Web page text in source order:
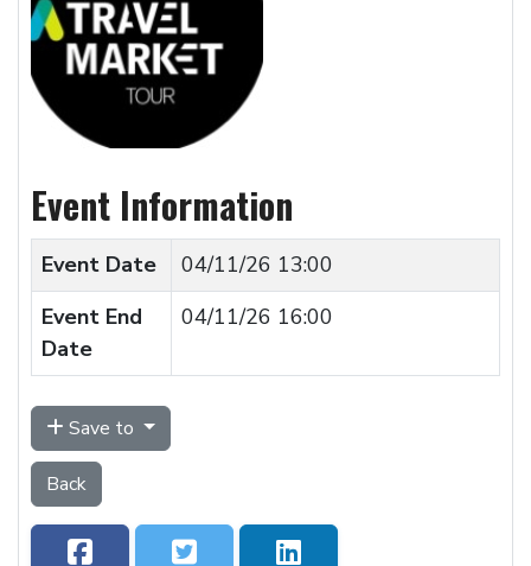
Event Information
Event Date
04/11/26 13:00
Event End
Date
04/11/26 16:00
Save to
Back